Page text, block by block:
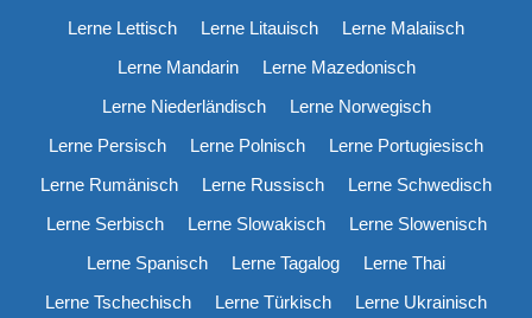
Lerne Lettisch
Lerne Litauisch
Lerne Malaiisch
Lerne Mandarin
Lerne Mazedonisch
Lerne Niederländisch
Lerne Norwegisch
Lerne Persisch
Lerne Polnisch
Lerne Portugiesisch
Lerne Rumänisch
Lerne Russisch
Lerne Schwedisch
Lerne Serbisch
Lerne Slowakisch
Lerne Slowenisch
Lerne Spanisch
Lerne Tagalog
Lerne Thai
Lerne Tschechisch
Lerne Türkisch
Lerne Ukrainisch